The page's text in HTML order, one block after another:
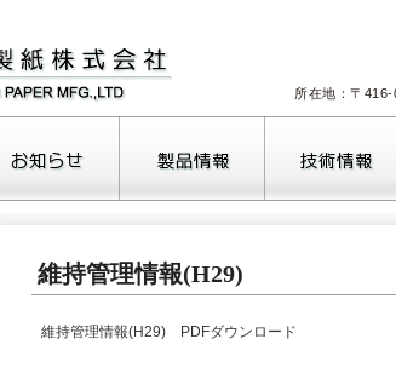
所在地：〒
維持管理情報(H29)
維持管理情報(H29) PDFダウンロード